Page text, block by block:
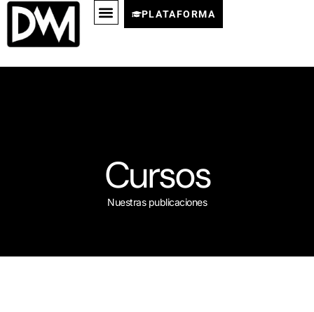
PLATAFORMA
Cursos
Nuestras publicaciones